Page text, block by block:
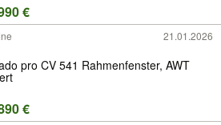
€
21.01.2026
pro CV 541 Rahmenfenster, AWT
€